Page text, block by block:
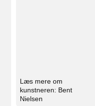
Læs mere om
kunstneren: Bent
Nielsen